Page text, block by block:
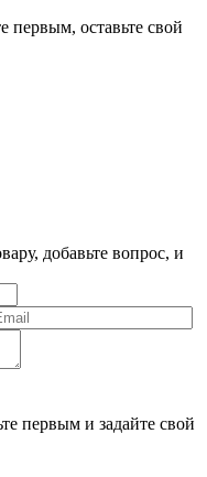
первым, оставьте свой
добавьте вопрос, и
первым и задайте свой